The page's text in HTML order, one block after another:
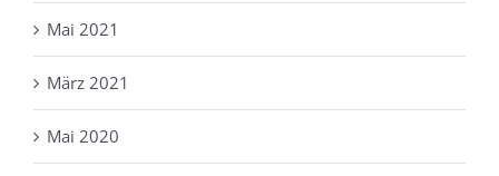
Mai 2021
März 2021
Mai 2020